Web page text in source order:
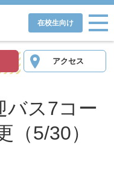
在校生向け
アクセス
バス7コー
（5/30）